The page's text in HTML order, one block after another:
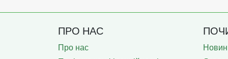
ПРО НАС
Про нас